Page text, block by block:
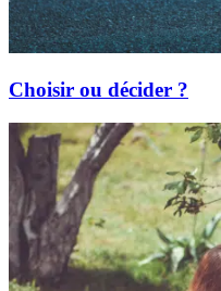
Choisir ou décider ?